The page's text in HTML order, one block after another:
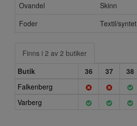
Ovandel
Skinn
Foder
Textil/syntet
Finns i 2 av 2 butiker
Butik
36 37 38
Falkenberg
Varberg